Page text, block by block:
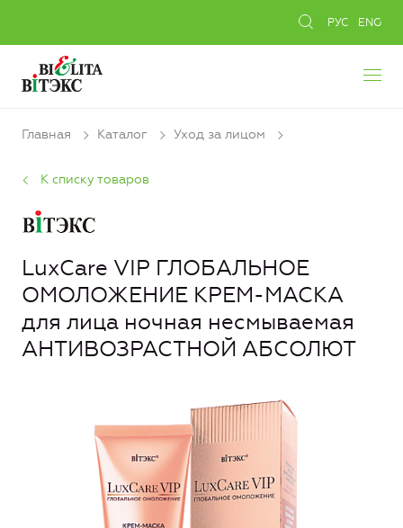
РУС ENG
Главная Каталог Уход за лицом
К списку товаров
LuxCare VIP ГЛОБАЛЬНОЕ
ОМОЛОЖЕНИЕ КРЕМ-МАСКА
для лица ночная несмываемая
АНТИВОЗРАСТНОЙ АБСОЛЮТ